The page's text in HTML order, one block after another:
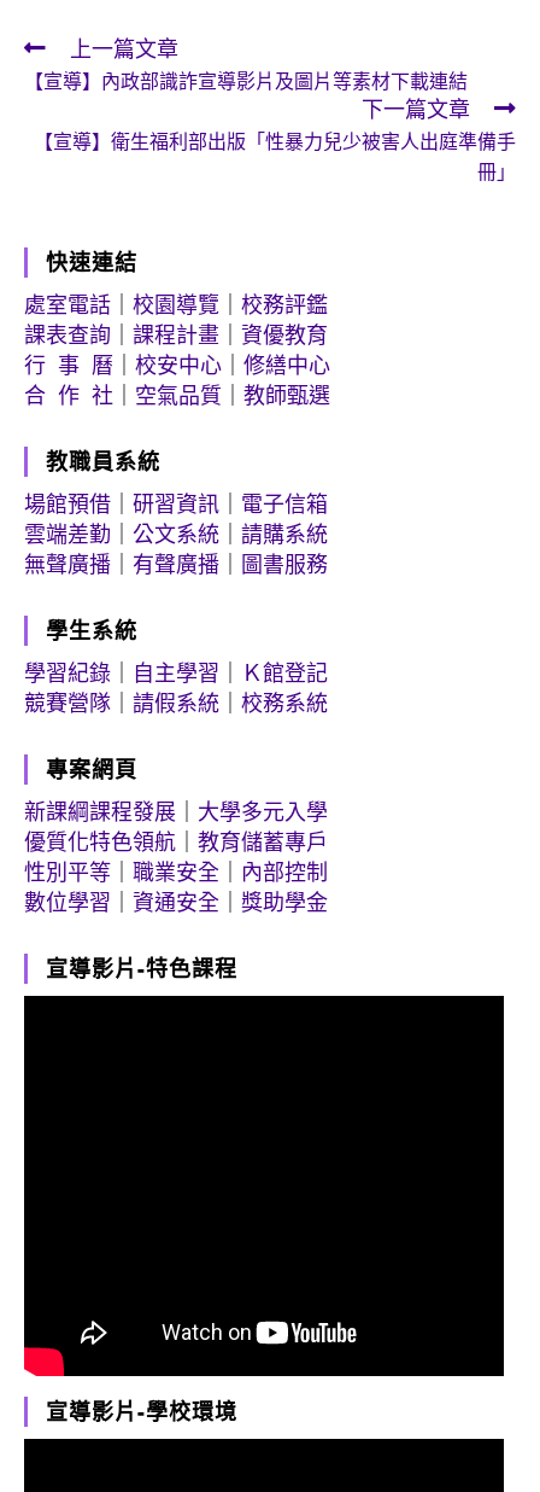
Read
more
articles
上一篇文章
【宣導】內政部識詐宣導影片及圖片等素材下載連結
下一篇文章
【宣導】衛生福利部出版「性暴力兒少被害人出庭準備手
冊」
快速連結
處室電話
校園導覽
校務評鑑
課表查詢
課程計畫
資優教育
行 事 曆
校安中心
修繕中心
合 作 社
空氣品質 教師甄選
教職員系統
場館預借
研習資訊
電子信箱
雲端差勤
公文系統
請購系統
無聲廣播
有聲廣播 圖書服務
學生系統
學習紀錄
自主學習
Ｋ館登記
競賽營隊
請假系統 校務系統
專案網頁
新課綱課程發展
大學多元入學
優質化特色領航
教育儲蓄專戶
性別平等
職業安全
內部控制
數位學習
資通安全 獎助學金
宣導影片-特色課程
宣導影片-學校環境